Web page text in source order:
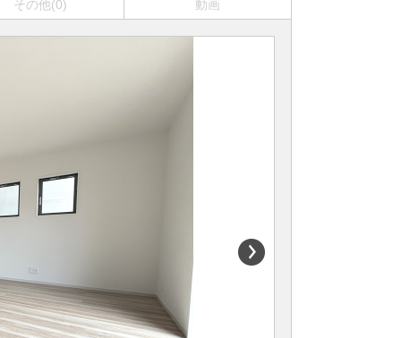
その他(0) 動画